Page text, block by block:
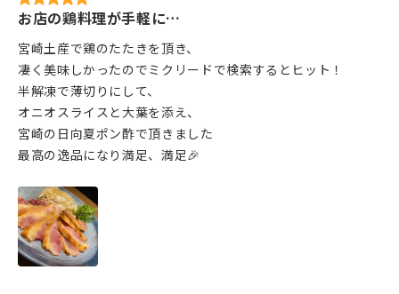
お店の鶏料理が手軽に…
宮崎土産で鶏のたたきを頂き、
凄く美味しかったのでミクリードで検索するとヒット！
半解凍で薄切りにして、
オニオスライスと大葉を添え、
宮崎の日向夏ポン酢で頂きました
最高の逸品になり満足、満足🎉